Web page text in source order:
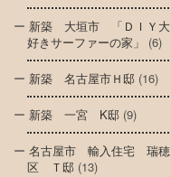
新築 大垣市 「ＤＩＹ大
好きサーファーの家」
(6)
新築 名古屋市Ｈ邸 (16)
新築 一宮 K邸 (9)
名古屋市 輸入住宅 瑞穂
区 Ｔ邸 (13)